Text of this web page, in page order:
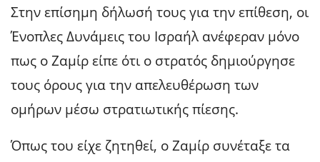
Στην επίσημη δήλωσή τους για την επίθεση, οι
Ένοπλες Δυνάμεις του Ισραήλ ανέφεραν μόνο
πως ο Ζαμίρ είπε ότι ο στρατός δημιούργησε
τους όρους για την απελευθέρωση των
ομήρων μέσω στρατιωτικής πίεσης.
Όπως του είχε ζητηθεί, ο Ζαμίρ συνέταξε τα